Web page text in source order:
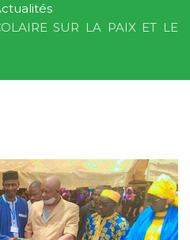
SUR LA PAIX ET LE